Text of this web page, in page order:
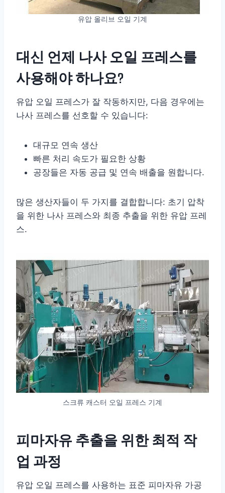
유압 올리브 오일 기계
대신 언제 나사 오일 프레스를
사용해야 하나요?
유압 오일 프레스가 잘 작동하지만, 다음 경우에는
나사 프레스를 선호할 수 있습니다:
대규모 연속 생산
빠른 처리 속도가 필요한 상황
공장들은 자동 공급 및 연속 배출을 원합니다.
많은 생산자들이 두 가지를 결합합니다: 초기 압착
을 위한 나사 프레스와 최종 추출을 위한 유압 프레
스.
스크류 캐스터 오일 프레스 기계
피마자유 추출을 위한 최적 작
업 과정
유압 오일 프레스를 사용하는 표준 피마자유 가공